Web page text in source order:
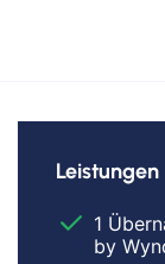
Leistungen
1
by